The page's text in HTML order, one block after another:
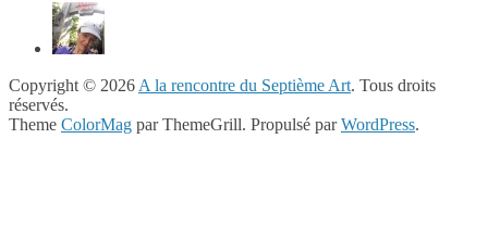
Copyright © 2026 A la rencontre du Septième Art. Tous droits
réservés.
Theme ColorMag par ThemeGrill. Propulsé parWordPress.